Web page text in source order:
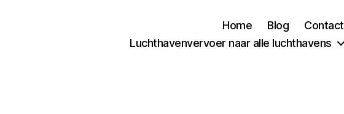
Home Blog
Contact
Luchthavenvervoer naar alle luchthavens